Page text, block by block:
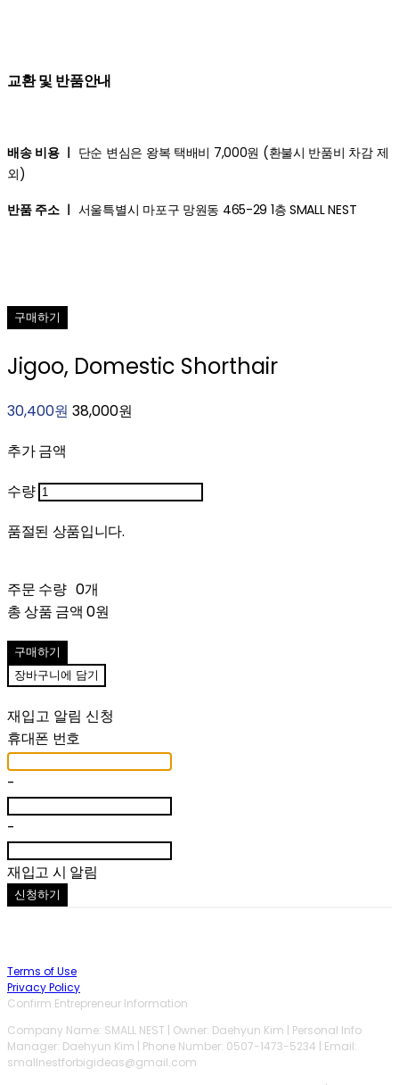
교환 및 반품안내
배송 비용 ㅣ 단순 변심은 왕복 택배비 7,000원 (환불시 반품비 차감 제
외)
반품 주소 ㅣ 서울특별시 마포구 망원동 465-29 1층 SMALL NEST
구매하기
Jigoo, Domestic Shorthair
30,400원 38,000원
추가 금액
수량
품절된 상품입니다.
주문 수량 0개
총 상품 금액 0원
구매하기
장바구니에 담기
재입고 알림 신청
휴대폰 번호
-
-
재입고 시 알림
신청하기
Terms of Use
Privacy Policy
Confirm Entrepreneur Information
Company Name: SMALL NEST | Owner: Daehyun Kim | Personal Info
Manager: Daehyun Kim | Phone Number: 0507-1473-5234 | Email:
smallnestforbigideas@gmail.com